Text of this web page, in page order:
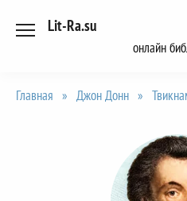
Lit-Ra.su
онлайн
Главная » Джон Донн »